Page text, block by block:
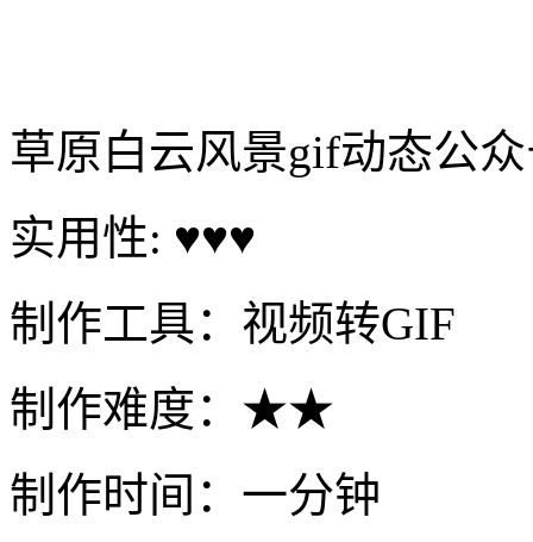
草原白云风景gif动态公
实用性: ♥♥♥
制作工具：视频转GIF
制作难度：★★
制作时间：一分钟